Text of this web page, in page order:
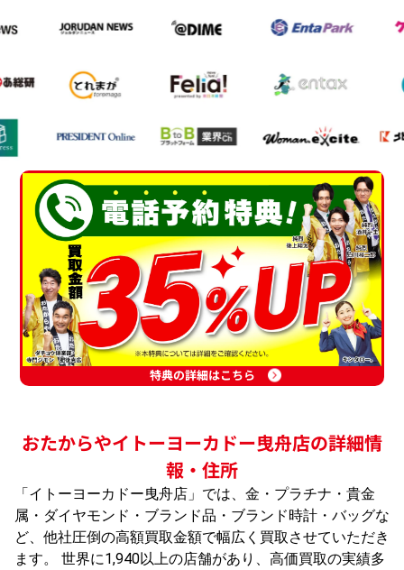
特典の詳細はこちら
おたからやイトーヨーカドー曳舟店の詳細情
報・住所
「イトーヨーカドー曳舟店」では、金・プラチナ・貴金
属・ダイヤモンド・ブランド品・ブランド時計・バッグな
ど、他社圧倒の高額買取金額で幅広く買取させていただき
ます。 世界に1,940以上の店舗があり、高価買取の実績多